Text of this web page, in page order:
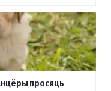
просяць